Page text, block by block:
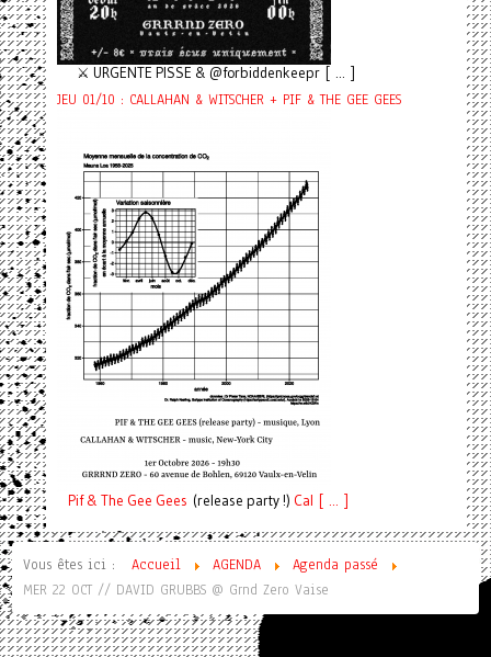
⚔️ URGENTE PISSE & @forbiddenkeepr [ ... ]
JEU 01/10 : CALLAHAN & WITSCHER + PIF & THE GEE GEES
Pif& The Gee Gees (release party !) Cal [ ... ]
Vous êtes ici : Accueil AGENDA
Agenda passé
MER 22 OCT // DAVID GRUBBS @ Grnd Zero Vaise